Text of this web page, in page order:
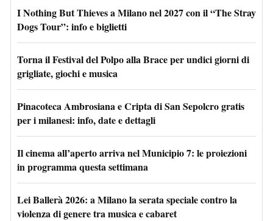
I Nothing But Thieves a Milano nel 2027 con il “The Stray
Dogs Tour”: info e biglietti
Torna il Festival del Polpo alla Brace per undici giorni di
grigliate, giochi e musica
Pinacoteca Ambrosiana e Cripta di San Sepolcro gratis
per i milanesi: info, date e dettagli
Il cinema all’aperto arriva nel Municipio 7: le proiezioni
in programma questa settimana
Lei Ballerà 2026: a Milano la serata speciale contro la
violenza di genere tra musica e cabaret